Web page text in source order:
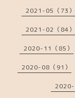
2021-05（73）
2021-02（84）
2020-11（85）
2020-08（91）
2020-